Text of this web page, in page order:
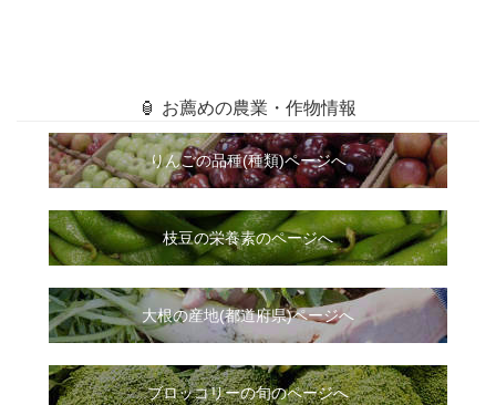
🏮 お薦めの農業・作物情報
りんごの品種(種類)ページへ
枝豆の栄養素のページへ
大根の産地(都道府県)ページへ
ブロッコリーの旬のページへ